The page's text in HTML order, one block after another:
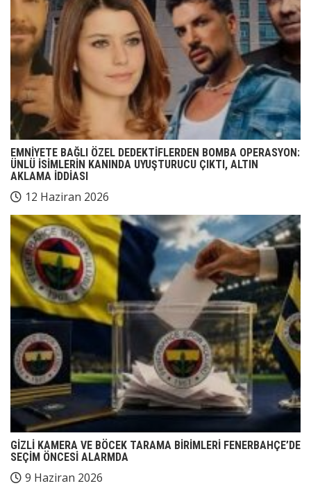
EMNİYETE BAĞLI ÖZEL DEDEKTİFLERDEN BOMBA OPERASYON:
ÜNLÜ İSİMLERİN KANINDA UYUŞTURUCU ÇIKTI, ALTIN
AKLAMA İDDİASI
12 Haziran 2026
GİZLİ KAMERA VE BÖCEK TARAMA BİRİMLERİ FENERBAHÇE’DE
SEÇİM ÖNCESİ ALARMDA
9 Haziran 2026